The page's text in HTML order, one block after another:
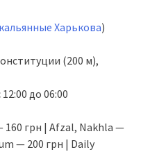
кальянные Харькова)
(200 м),
до 06:00
грн | Afzal, Nakhla —
— 200 грн | Daily